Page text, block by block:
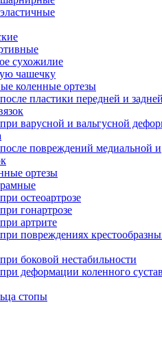
сухожилие
чашечку
коленные ортезы
пластики передней и
варусной и вальгусной
повреждений медиальной и
ортезы
остеоартрозе
гонартрозе
артрите
повреждениях
боковой нестабильности
деформации коленного
стопы